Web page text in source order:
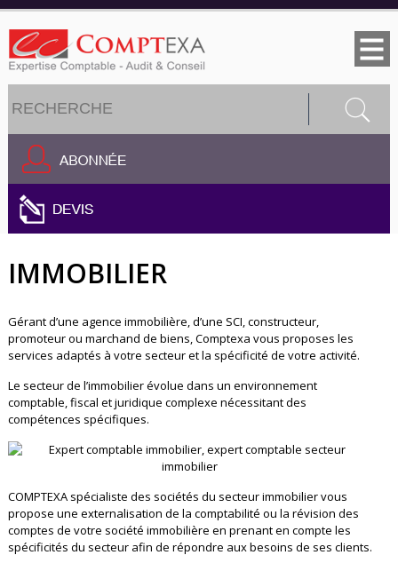
Jump to navigation
Formulaire de recherche
Rechercher
IMMOBILIER
Gérant d’une agence immobilière, d’une SCI, constructeur,
promoteur ou marchand de biens, Comptexa vous proposes les
services adaptés à votre secteur et la spécificité de votre activité.
Le secteur de l’immobilier évolue dans un environnement
comptable, fiscal et juridique complexe nécessitant des
compétences spécifiques.
COMPTEXA spécialiste des sociétés du secteur immobilier vous
propose une externalisation de la comptabilité ou la révision des
comptes de votre société immobilière en prenant en compte les
spécificités du secteur afin de répondre aux besoins de ses clients.